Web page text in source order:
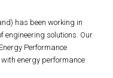
has been working in
engineering solutions. Our
Performance
energy performance